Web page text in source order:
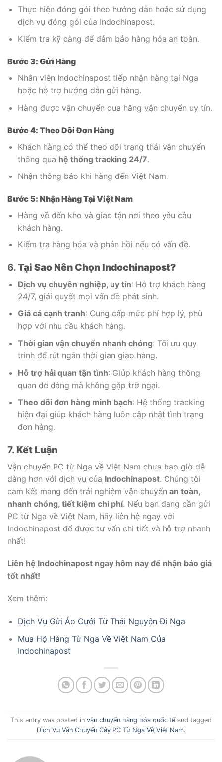
Thực hiện đóng gói theo hướng dẫn hoặc sử dụng
dịch vụ đóng gói của Indochinapost.
Kiểm tra kỹ càng để đảm bảo hàng hóa an toàn.
Bước 3: Gửi Hàng
Nhân viên Indochinapost tiếp nhận hàng tại Nga
hoặc hỗ trợ hướng dẫn gửi hàng.
Hàng được vận chuyển qua hãng vận chuyển uy tín.
Bước 4: Theo Dõi Đơn Hàng
Khách hàng có thể theo dõi trạng thái vận chuyển
thông qua hệ thống tracking 24/7.
Nhận thông báo khi hàng đến Việt Nam.
Bước 5: Nhận Hàng Tại Việt Nam
Hàng về đến kho và giao tận nơi theo yêu cầu
khách hàng.
Kiểm tra hàng hóa và phản hồi nếu có vấn đề.
6.Tại Sao Nên Chọn Indochinapost?
Dịch vụ chuyên nghiệp, uy tín: Hỗ trợ khách hàng
24/7, giải quyết mọi vấn đề phát sinh.
Giá cả cạnh tranh: Cung cấp mức phí hợp lý, phù
hợp với nhu cầu khách hàng.
Thời gian vận chuyển nhanh chóng: Tối ưu quy
trình để rút ngắn thời gian giao hàng.
Hỗ trợ hải quan tận tình: Giúp khách hàng thông
quan dễ dàng mà không gặp trở ngại.
Theo dõi đơn hàng minh bạch: Hệ thống tracking
hiện đại giúp khách hàng luôn cập nhật tình trạng
đơn hàng.
7. Kết Luận
Vận chuyển PC từ Nga về Việt Nam chưa bao giờ dễ
dàng hơn với dịch vụ của Indochinapost. Chúng tôi
cam kết mang đến trải nghiệm vận chuyển an toàn,
nhanh chóng, tiết kiệm chi phí. Nếu bạn đang cần gửi
PC từ Nga về Việt Nam, hãy liên hệ ngay với
Indochinapost để được tư vấn chi tiết và hỗ trợ nhanh
nhất!
Liên hệ Indochinapost ngay hôm nay để nhận báo giá
tốt nhất!
Xem thêm:
Dịch Vụ Gửi Áo Cưới Từ Thái Nguyên Đi Nga
Mua Hộ Hàng Từ Nga Về Việt Nam Của
Indochinapost
This entry was posted in vận chuyển hàng hóa quốc tế and tagged
Dịch Vụ Vận Chuyển Cây PC Từ Nga Về Việt Nam.